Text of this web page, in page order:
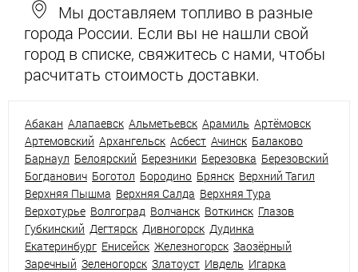
Мы доставляем топливо в разные
города России. Если вы не нашли свой
город в списке, свяжитесь с нами, чтобы
расчитать стоимость доставки.
Абакан Алапаевск Альметьевск Арамиль Артёмовск
Артемовский Архангельск Асбест Ачинск Балаково
Барнаул Белоярский Березники Березовка Березовский
Богданович Боготол Бородино Брянск Верхний Тагил
Верхняя Пышма Верхняя Салда Верхняя Тура
Верхотурье Волгоград Волчанск Воткинск Глазов
Губкинский Дегтярск Дивногорск Дудинка
Екатеринбург Енисейск Железногорск Заозёрный
Заречный Зеленогорск Златоуст Ивдель Игарка